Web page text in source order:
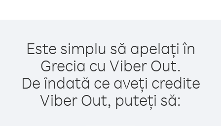
Este simplu să apelați în
Grecia cu Viber Out.
De îndată ce aveți credite
Viber Out, puteți să: